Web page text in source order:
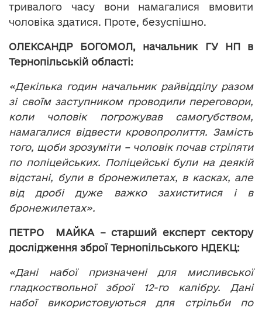
тривалого часу вони намагалися вмовити
чоловіка здатися. Проте, безуспішно.
ОЛЕКСАНДР БОГОМОЛ, начальник ГУ НП в
Тернопільській області:
«Декілька годин начальник райвідділу разом
зі своїм заступником проводили переговори,
коли чоловік погрожував самогубством,
намагалися відвести кровопролиття. Замість
того, щоби зрозуміти – чоловік почав стріляти
по поліцейських. Поліцейські були на деякій
відстані, були в бронежилетах, в касках, але
від дробі дуже важко захиститися і в
бронежилетах».
ПЕТРО МАЙКА – старший експерт сектору
дослідження зброї Тернопільського НДЕКЦ:
«Дані набої призначені для мисливської
гладкоствольної зброї 12-го калібру. Дані
набої використовуються для стрільби по